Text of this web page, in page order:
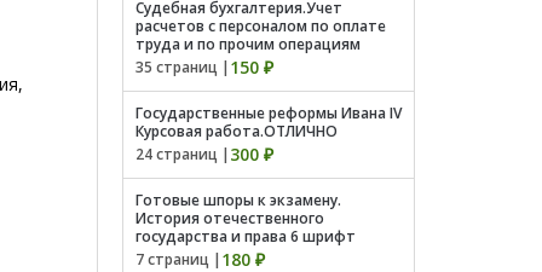
Судебная бухгалтерия.Учет
расчетов с персоналом по оплате
труда и по прочим операциям
35 страниц | 150 ₽
Государственные реформы Ивана IV
Курсовая работа.ОТЛИЧНО
24 страниц | 300 ₽
Готовые шпоры к экзамену.
История отечественного
государства и права 6 шрифт
7 страниц | 180 ₽